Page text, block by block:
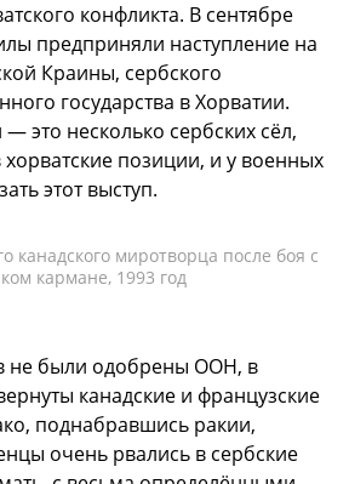
конфликта. В сентябре
предприняли наступление на
Краины, сербского
государства в Хорватии.
это несколько сербских сёл,
позиции, и у военных
этот выступ.
канадского миротворца после боя с
кармане, 1993 год
не были одобрены ООН, в
канадские и французские
поднабравшись ракии,
очень рвались в сербские